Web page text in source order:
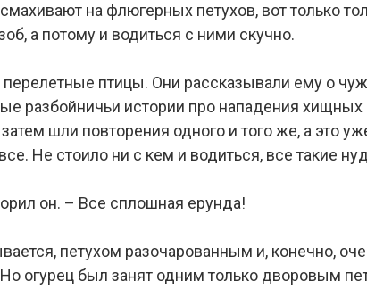
на флюгерных петухов, вот только
а потому и водиться с ними скучно.
птицы. Они рассказывали ему о
разбойничьи истории про нападения хищных
шли повторения одного и того же, а это
Не стоило ни с кем и водиться, все такие
он. – Все сплошная ерунда!
петухом разочарованным и, конечно,
огурец был занят одним только дворовым